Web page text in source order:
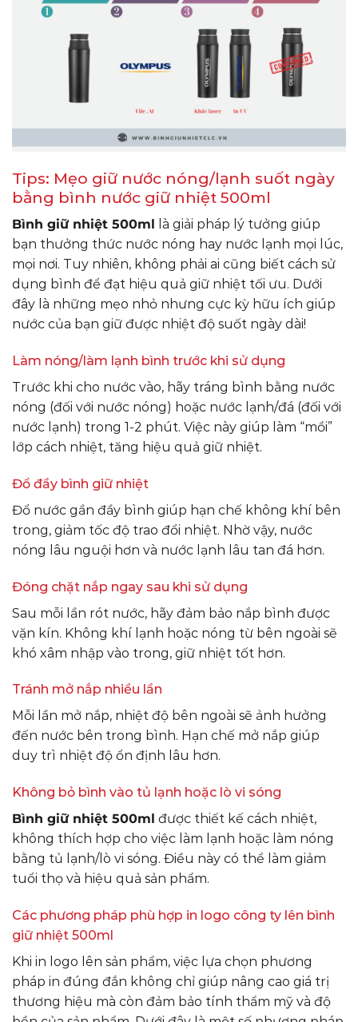
Tips: Mẹo giữ nước nóng/lạnh suốt ngày
bằng bình nước giữ nhiệt 500ml
Bình giữ nhiệt 500ml là giải pháp lý tưởng giúp
bạn thưởng thức nước nóng hay nước lạnh mọi lúc,
mọi nơi. Tuy nhiên, không phải ai cũng biết cách sử
dụng bình để đạt hiệu quả giữ nhiệt tối ưu. Dưới
đây là những mẹo nhỏ nhưng cực kỳ hữu ích giúp
nước của bạn giữ được nhiệt độ suốt ngày dài!
Làm nóng/làm lạnh bình trước khi sử dụng
Trước khi cho nước vào, hãy tráng bình bằng nước
nóng (đối với nước nóng) hoặc nước lạnh/đá (đối với
nước lạnh) trong 1-2 phút. Việc này giúp làm “mồi”
lớp cách nhiệt, tăng hiệu quả giữ nhiệt.
Đổ đầy bình giữ nhiệt
Đổ nước gần đầy bình giúp hạn chế không khí bên
trong, giảm tốc độ trao đổi nhiệt. Nhờ vậy, nước
nóng lâu nguội hơn và nước lạnh lâu tan đá hơn.
Đóng chặt nắp ngay sau khi sử dụng
Sau mỗi lần rót nước, hãy đảm bảo nắp bình được
vặn kín. Không khí lạnh hoặc nóng từ bên ngoài sẽ
khó xâm nhập vào trong, giữ nhiệt tốt hơn.
Tránh mở nắp nhiều lần
Mỗi lần mở nắp, nhiệt độ bên ngoài sẽ ảnh hưởng
đến nước bên trong bình. Hạn chế mở nắp giúp
duy trì nhiệt độ ổn định lâu hơn.
Không bỏ bình vào tủ lạnh hoặc lò vi sóng
Bình giữ nhiệt 500ml được thiết kế cách nhiệt,
không thích hợp cho việc làm lạnh hoặc làm nóng
bằng tủ lạnh/lò vi sóng. Điều này có thể làm giảm
tuổi thọ và hiệu quả sản phẩm.
Các phương pháp phù hợp in logo công ty lên bình
giữ nhiệt 500ml
Khi in logo lên sản phẩm, việc lựa chọn phương
pháp in đúng đắn không chỉ giúp nâng cao giá trị
thương hiệu mà còn đảm bảo tính thẩm mỹ và độ